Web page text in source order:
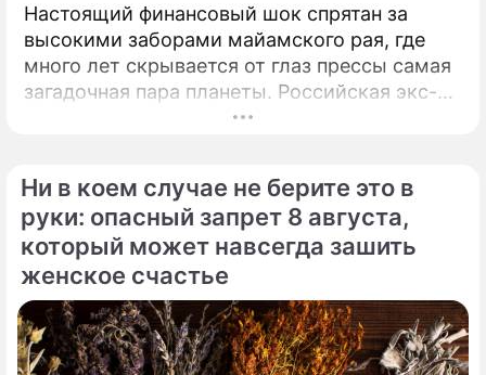
Настоящий финансовый шок спрятан за
высокими заборами майамского рая, где
много лет скрывается от глаз прессы самая
загадочная пара планеты. Российская экс-
теннисистка Анна Курникова и испанский
самых закрытых и непубличных пар
мирового шоу-бизнеса.
Ни в коем случае не берите это в
руки: опасный запрет 8 августа,
который может навсегда зашить
женское счастье